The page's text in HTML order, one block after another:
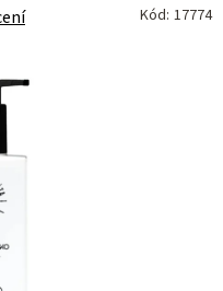
Kód: 17774